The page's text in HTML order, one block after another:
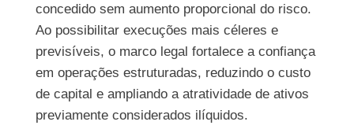
concedido sem aumento proporcional do risco.
Ao possibilitar execuções mais céleres e
previsíveis, o marco legal fortalece a confiança
em operações estruturadas, reduzindo o custo
de capital e ampliando a atratividade de ativos
previamente considerados ilíquidos.